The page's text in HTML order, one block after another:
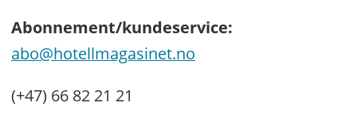
Abonnement/kundeservice:
abo@hotellmagasinet.no
(+47) 66 82 21 21